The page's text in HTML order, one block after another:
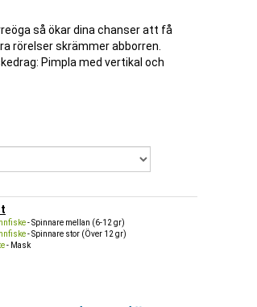
så ökar dina chanser att få
rörelser skrämmer abborren.
Pimpla med vertikal och
- Spinnare mellan (6-12 gr)
- Spinnare stor (Över 12 gr)
- Mask